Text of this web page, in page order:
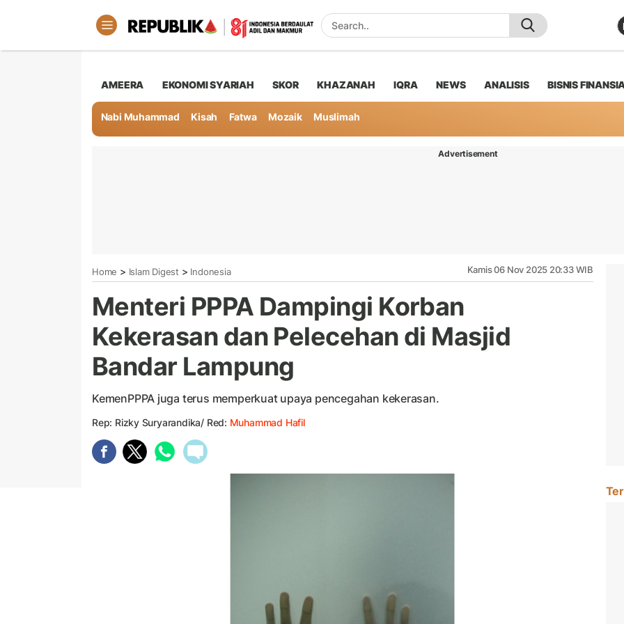
AMEERA EKONOMI SYARIAH SKOR KHAZANAH IQRA NEWS ANALISIS BISNIS
Nabi Muhammad Kisah Fatwa Mozaik Muslimah
Advertisement
Home > Islam Digest > Indonesia Kamis 06 Nov 2025 20:33 WIB
Menteri PPPA Dampingi Korban
Kekerasan dan Pelecehan di Masjid
Bandar Lampung
KemenPPPA juga terus memperkuat upaya pencegahan kekerasan.
Rep: Rizky Suryarandika/ Red: Muhammad Hafil